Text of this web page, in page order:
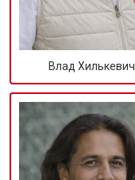
Влад Хилькевич